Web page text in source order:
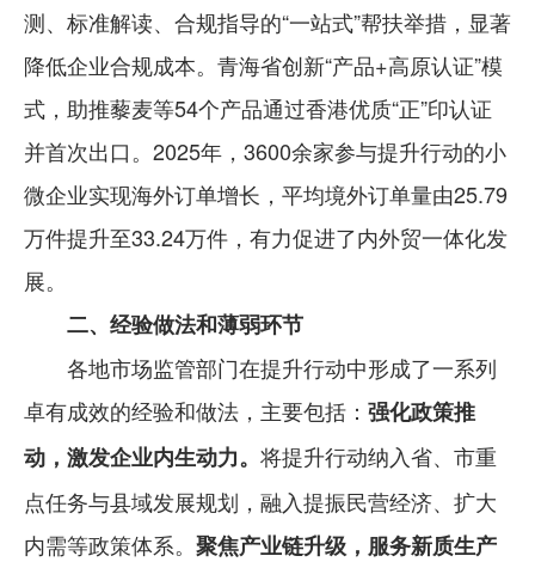
测、标准解读、合规指导的“一站式”帮扶举措，显著
降低企业合规成本。青海省创新“产品+高原认证”模
式，助推藜麦等54个产品通过香港优质“正”印认证
并首次出口。2025年，3600余家参与提升行动的小
微企业实现海外订单增长，平均境外订单量由25.79
万件提升至33.24万件，有力促进了内外贸一体化发
展。
二、经验做法和薄弱环节
各地市场监管部门在提升行动中形成了一系列
卓有成效的经验和做法，主要包括： 强化政策推
动，激发企业内生动力。 将提升行动纳入省、市重
点任务与县域发展规划，融入提振民营经济、扩大
内需等政策体系。 聚焦产业链升级，服务新质生产